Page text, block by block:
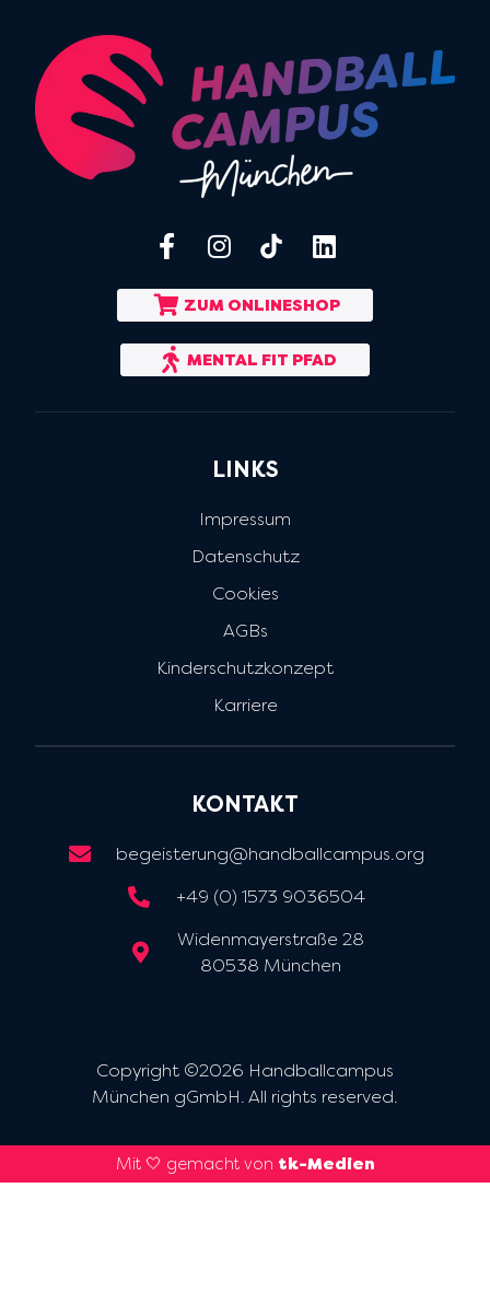
ZUM ONLINESHOP
MENTAL FIT PFAD
LINKS
Impressum
Datenschutz
Cookies
AGBs
Kinderschutzkonzept
Karriere
KONTAKT
begeisterung@handballcampus.org
+49 (0) 1573 9036504
Widenmayerstraße 28
80538 München
Copyright ©2026 Handballcampus
München gGmbH. All rights reserved.
Mit 🤍 gemacht von tk-Medien